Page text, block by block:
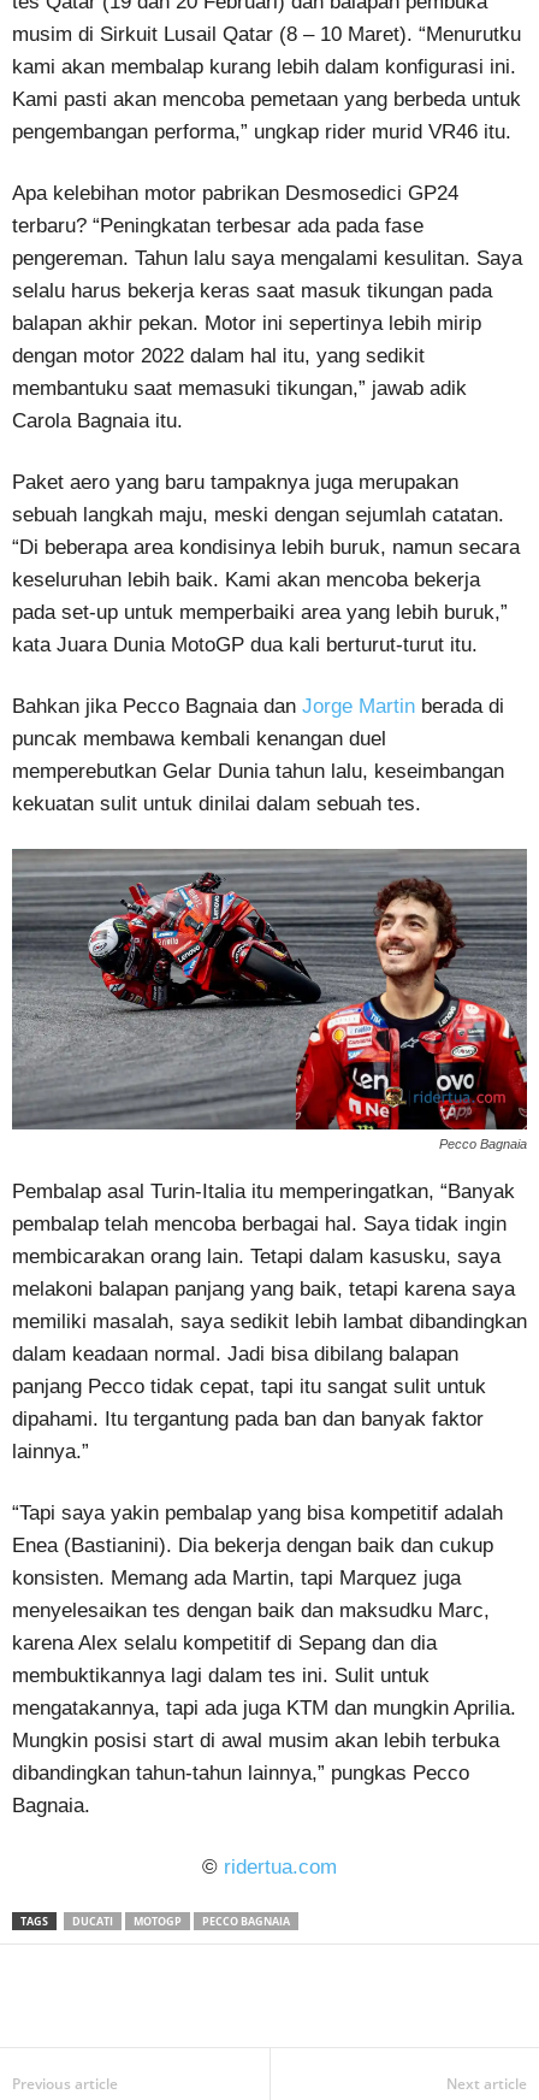
musim di Sirkuit Lusail Qatar (8 – 10 Maret). “Menurutku
kami akan membalap kurang lebih dalam konfigurasi ini.
Kami pasti akan mencoba pemetaan yang berbeda untuk
pengembangan performa,” ungkap rider murid VR46 itu.
Apa kelebihan motor pabrikan Desmosedici GP24
terbaru? “Peningkatan terbesar ada pada fase
pengereman. Tahun lalu saya mengalami kesulitan. Saya
selalu harus bekerja keras saat masuk tikungan pada
balapan akhir pekan. Motor ini sepertinya lebih mirip
dengan motor 2022 dalam hal itu, yang sedikit
membantuku saat memasuki tikungan,” jawab adik
Carola Bagnaia itu.
Paket aero yang baru tampaknya juga merupakan
sebuah langkah maju, meski dengan sejumlah catatan.
“Di beberapa area kondisinya lebih buruk, namun secara
keseluruhan lebih baik. Kami akan mencoba bekerja
pada set-up untuk memperbaiki area yang lebih buruk,”
kata Juara Dunia MotoGP dua kali berturut-turut itu.
Bahkan jika Pecco Bagnaia dan Jorge Martin berada di
puncak membawa kembali kenangan duel
memperebutkan Gelar Dunia tahun lalu, keseimbangan
kekuatan sulit untuk dinilai dalam sebuah tes.
Pecco Bagnaia
Pembalap asal Turin-Italia itu memperingatkan, “Banyak
pembalap telah mencoba berbagai hal. Saya tidak ingin
membicarakan orang lain. Tetapi dalam kasusku, saya
melakoni balapan panjang yang baik, tetapi karena saya
memiliki masalah, saya sedikit lebih lambat dibandingkan
dalam keadaan normal. Jadi bisa dibilang balapan
panjang Pecco tidak cepat, tapi itu sangat sulit untuk
dipahami. Itu tergantung pada ban dan banyak faktor
lainnya.”
“Tapi saya yakin pembalap yang bisa kompetitif adalah
Enea (Bastianini). Dia bekerja dengan baik dan cukup
konsisten. Memang ada Martin, tapi Marquez juga
menyelesaikan tes dengan baik dan maksudku Marc,
karena Alex selalu kompetitif di Sepang dan dia
membuktikannya lagi dalam tes ini. Sulit untuk
mengatakannya, tapi ada juga KTM dan mungkin Aprilia.
Mungkin posisi start di awal musim akan lebih terbuka
dibandingkan tahun-tahun lainnya,” pungkas Pecco
Bagnaia.
© ridertua.com
TAGS DUCATI MOTOGP PECCO BAGNAIA
Previous article Next article